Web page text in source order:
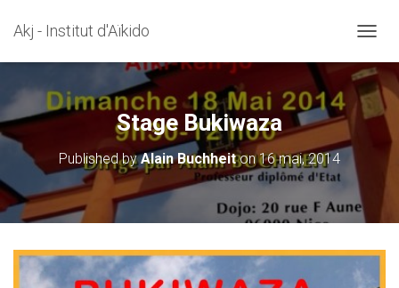
Akj - Institut d'Aïkido
Stage Bukiwaza
Published byAlain Buchheiton16 mai, 2014